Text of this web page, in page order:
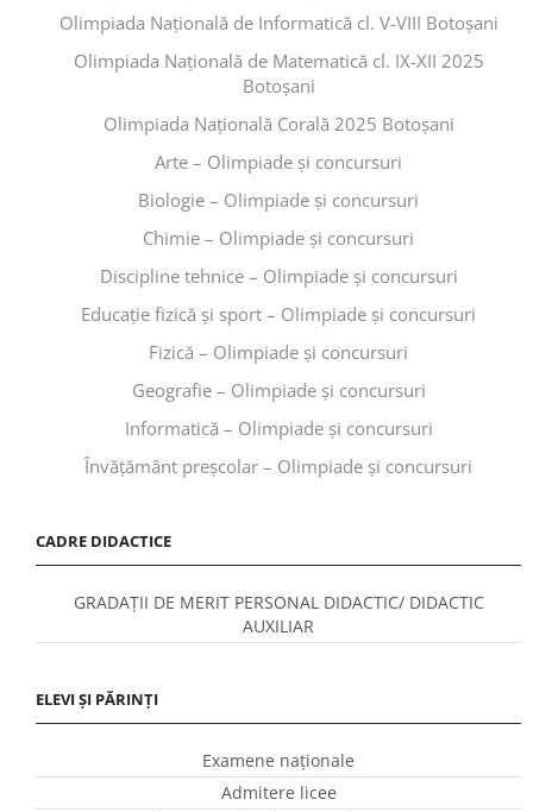
Olimpiada Națională de Informatică cl. V-VIII Botoșani
Olimpiada Națională de Matematică cl. IX-XII 2025
Botoșani
Olimpiada Națională Corală 2025 Botoșani
Arte – Olimpiade și concursuri
Biologie – Olimpiade și concursuri
Chimie – Olimpiade și concursuri
Discipline tehnice – Olimpiade și concursuri
Educaţie fizică şi sport – Olimpiade și concursuri
Fizică – Olimpiade și concursuri
Geografie – Olimpiade și concursuri
Informatică – Olimpiade și concursuri
Învăţământ preşcolar – Olimpiade și concursuri
CADRE DIDACTICE
GRADAȚII DE MERIT PERSONAL DIDACTIC/ DIDACTIC
AUXILIAR
ELEVI ȘI PĂRINȚI
Examene naționale
Admitere licee